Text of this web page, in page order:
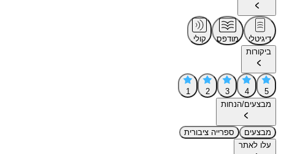
דיגיטלי מודפס
קולי
ביקורות
5
4
3
2
1
מבצעים/הנחות
מבצעים
ספרייה ציבורית
עלו לאתר